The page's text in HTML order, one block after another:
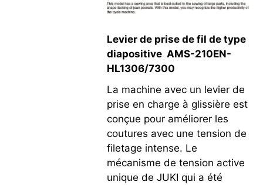
Levier de prise de fil de type
diapositive AMS-210EN-
HL1306/7300
La machine avec un levier de
prise en charge à glissière est
conçue pour améliorer les
coutures avec une tension de
filetage intense. Le
mécanisme de tension active
unique de JUKI qui a été